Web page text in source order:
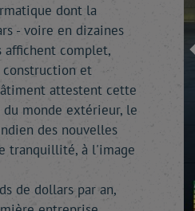
dont la
- voire en dizaines
affichent complet,
et
attestent cette
monde extérieur, le
des nouvelles
tranquillité, à l'image
de dollars par an,